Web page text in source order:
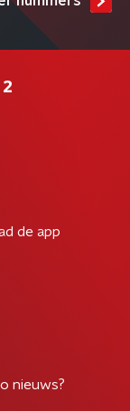
2
de app
nieuws?